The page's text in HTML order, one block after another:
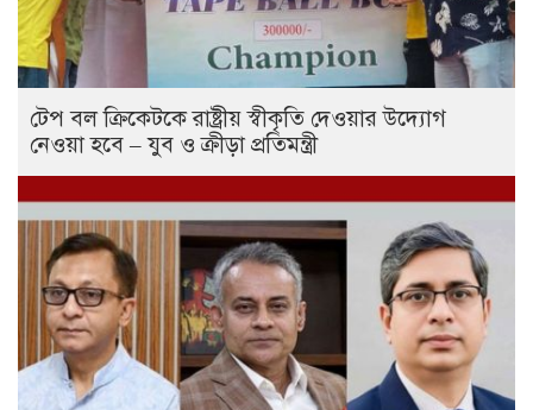
টেপ বল ক্রিকেটকে রাষ্ট্রীয় স্বীকৃতি দেওয়ার উদ্যোগ
নেওয়া হবে – যুব ও ক্রীড়া প্রতিমন্ত্রী